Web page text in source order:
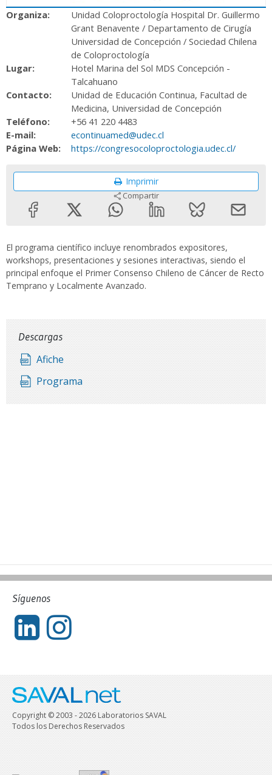
Organiza:
Unidad Coloproctología Hospital Dr. Guillermo
Grant Benavente / Departamento de Cirugía
Universidad de Concepción / Sociedad Chilena
de Coloproctología
Lugar:
Hotel Marina del Sol MDS Concepción -
Talcahuano
Contacto:
Unidad de Educación Continua, Facultad de
Medicina, Universidad de Concepción
Teléfono:
+56 41 220 4483
E-mail:
econtinuamed@udec.cl
Página Web:
https://congresocoloproctologia.udec.cl/
Imprimir
Compartir
El programa científico incluye renombrados expositores,
workshops, presentaciones y sesiones interactivas, siendo el
principal enfoque el Primer Consenso Chileno de Cáncer de Recto
Temprano y Localmente Avanzado.
Descargas
Afiche
Programa
Síguenos
Copyright © 2003 - 2026 Laboratorios SAVAL
Todos los Derechos Reservados